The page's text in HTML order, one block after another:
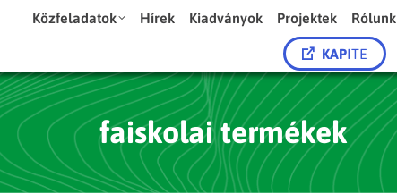
Közfeladatok Hírek Kiadványok Projektek Rólunk
KAPITE
faiskolai termékek